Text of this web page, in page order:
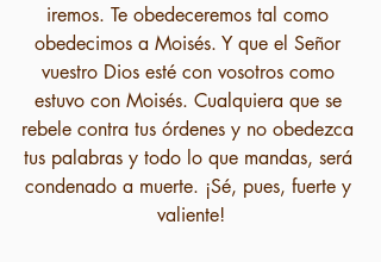
iremos. Te obedeceremos tal como
obedecimos a Moisés. Y que el Señor
vuestro Dios esté con vosotros como
estuvo con Moisés. Cualquiera que se
rebele contra tus órdenes y no obedezca
tus palabras y todo lo que mandas, será
condenado a muerte. ¡Sé, pues, fuerte y
valiente!